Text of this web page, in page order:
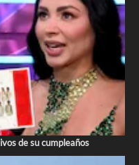
de su cumpleaños